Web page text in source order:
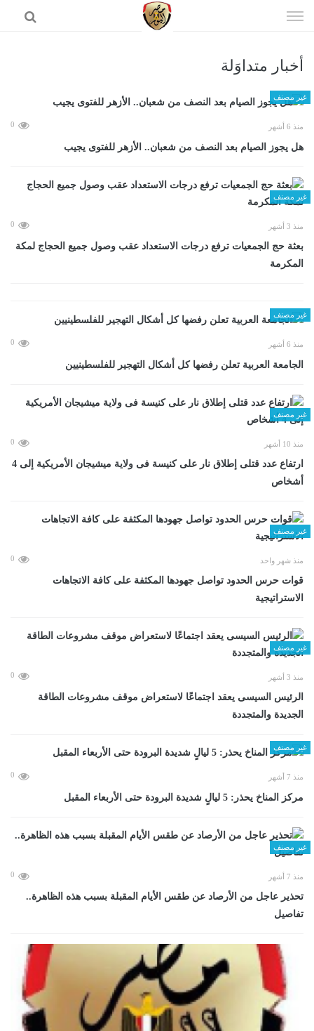
الى
أخبار متداوَلة
غير مصنف
منذ 6 أشهر 0
هل يجوز الصيام بعد النصف من شعبان.. الأزهر للفتوى يجيب
غير مصنف
منذ 3 أشهر 0
بعثة حج الجمعيات ترفع درجات الاستعداد عقب وصول جميع الحجاج لمكة
المكرمة
غير مصنف
منذ 6 أشهر 0
الجامعة العربية تعلن رفضها كل أشكال التهجير للفلسطينيين
غير مصنف
منذ 10 أشهر 0
ارتفاع عدد قتلى إطلاق نار على كنيسة فى ولاية ميشيجان الأمريكية إلى 4
أشخاص
غير مصنف
منذ شهر واحد 0
قوات حرس الحدود تواصل جهودها المكثفة على كافة الاتجاهات
الاستراتيجية
غير مصنف
منذ 3 أشهر 0
الرئيس السيسى يعقد اجتماعًا لاستعراض موقف مشروعات الطاقة
الجديدة والمتجددة
غير مصنف
منذ 7 أشهر 0
مركز المناخ يحذر: 5 ليالٍ شديدة البرودة حتى الأربعاء المقبل
غير مصنف
منذ 7 أشهر 0
تحذير عاجل من الأرصاد عن طقس الأيام المقبلة بسبب هذه الظاهرة..
تفاصيل